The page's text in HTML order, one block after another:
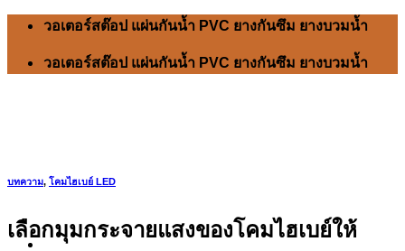
Skip
content
วอเตอร์สต๊อป แผ่นกันน้ำ PVC ยางกันซึม ยางบวมน้ำ
วอเตอร์สต๊อป แผ่นกันน้ำ PVC ยางกันซึม ยางบวมน้ำ
บทความ, โคมไฮเบย์ LED
เลือกมุมกระจายแสงของโคมไฮเบย์ให้